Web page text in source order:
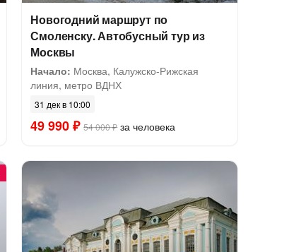
Новогодний маршрут по
Смоленску. Автобусный тур из
Москвы
Начало: Москва, Калужско-Рижская
линия, метро ВДНХ
31 дек в 10:00
49 990 ₽ 54 000 ₽за человека